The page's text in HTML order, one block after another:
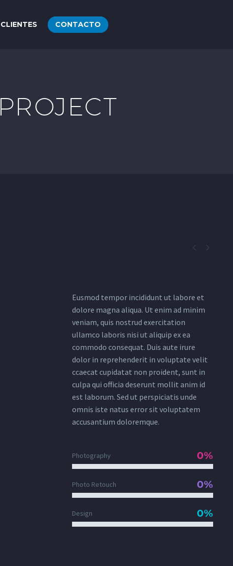
CLIENTES CONTACTO
PROJECT
 
Eusmod tempor incididunt ut labore et
dolore magna aliqua. Ut enim ad minim
veniam, quis nostrud exercitation
ullamco laboris nisi ut aliquip ex ea
commodo consequat. Duis aute irure
dolor in reprehenderit in voluptate velit
ccaecat cupidatat non proident, sunt in
culpa qui officia deserunt mollit anim id
est laborum. Sed ut perspiciatis unde
omnis iste natus error sit voluptatem
accusantium doloremque.
Photography 0%
Photo Retouch 0%
Design 0%